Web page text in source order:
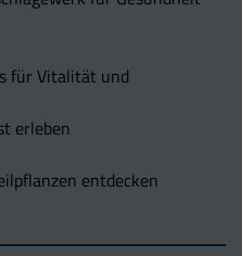
für Vitalität und
erleben
entdecken